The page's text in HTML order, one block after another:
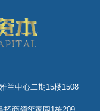
兰中心二期15楼1508